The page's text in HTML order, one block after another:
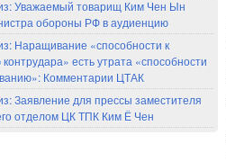
Уважаемый товарищ Ким Чен Ын
обороны РФ в аудиенцию
Наращивание «способности к
есть утрата «способности
Комментарии ЦТАК
Заявление для прессы заместителя
отделом ЦК ТПК Ким Ё Чен